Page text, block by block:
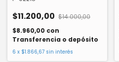
$11.200,00 $14.000,00
$8.960,00 con
Transferencia o depósito
6 x $1.866,67 sin interés